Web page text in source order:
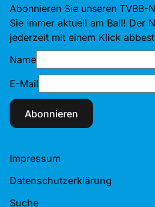
Abonnieren Sie unseren TVBB-
Sie immer aktuell am Ball! Der
jederzeit mit einem Klick
Name
E-Mail
Abonnieren
Impressum
Datenschutzerklärung
Suche